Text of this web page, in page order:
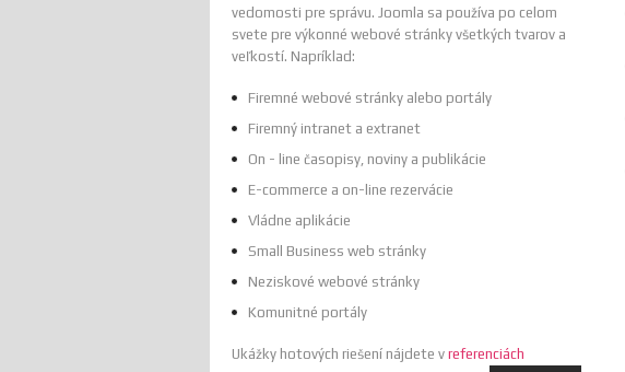
vedomosti pre správu. Joomla sa používa po celom
svete pre výkonné webové stránky všetkých tvarov a
veľkostí. Napríklad:
Firemné webové stránky alebo portály
Firemný intranet a extranet
On - line časopisy, noviny a publikácie
E-commerce a on-line rezervácie
Vládne aplikácie
Small Business web stránky
Neziskové webové stránky
Komunitné portály
Ukážky hotových riešení nájdete v referenciách